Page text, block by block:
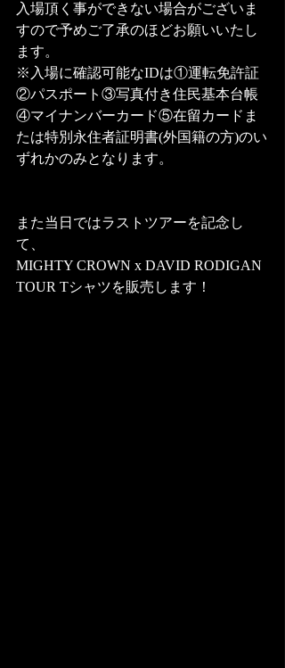
入場頂く事ができない場合がございま
すので予めご了承のほどお願いいたし
ます。
※入場に確認可能なIDは①運転免許証
②パスポート③写真付き住民基本台帳
④マイナンバーカード⑤在留カードま
たは特別永住者証明書(外国籍の方)のい
ずれかのみとなります。
また当日ではラストツアーを記念し
て、
MIGHTY CROWN x DAVID RODIGAN
TOUR Tシャツを販売します！